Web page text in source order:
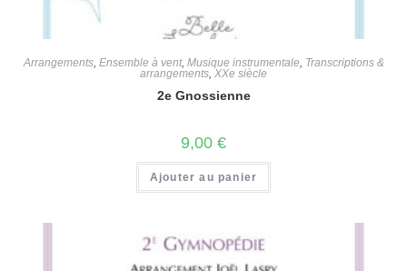
Arrangements, Ensemble à vent, Musique instrumentale, Transcriptions &
arrangements, XXe siècle
2e Gnossienne
9,00 €
Ajouter au panier